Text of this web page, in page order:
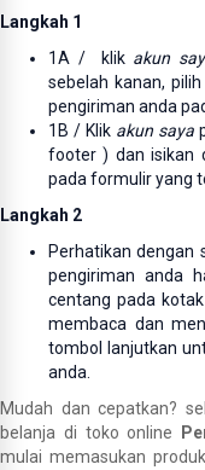
Langkah 1
1A / klik akun
sebelah kanan, pilih
pengiriman anda
1B / Klik akun saya
footer ) dan isikan
pada formulir yang
Langkah 2
Perhatikan dengan
pengiriman anda
centang pada
membaca dan
tombol lanjutkan
anda.
Mudah dan cepatkan?
belanja di toko online
mulai memasukan